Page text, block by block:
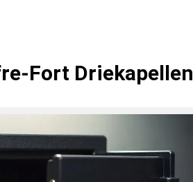
Fort Driekapellen